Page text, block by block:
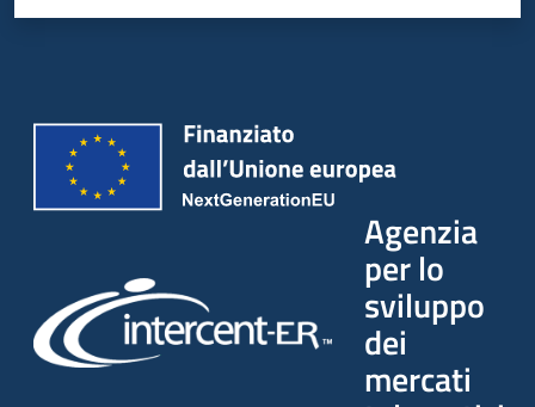
Agenzia
per lo
sviluppo
dei
mercati